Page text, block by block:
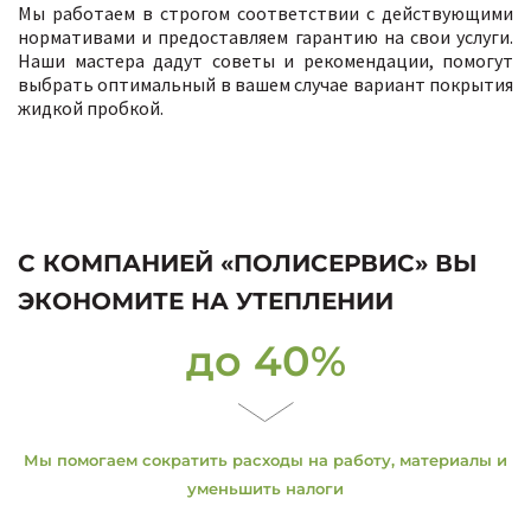
Мы работаем в строгом соответствии с действующими
нормативами и предоставляем гарантию на свои услуги.
Наши мастера дадут советы и рекомендации, помогут
выбрать оптимальный в вашем случае вариант покрытия
жидкой пробкой.
С КОМПАНИЕЙ «ПОЛИСЕРВИС» ВЫ
ЭКОНОМИТЕ НА УТЕПЛЕНИИ
до 40%
Мы помогаем сократить расходы на работу, материалы и
уменьшить налоги